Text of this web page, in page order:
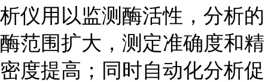
析仪用以监测酶活性，分析的
酶范围扩大，测定准确度和精
密度提高；同时自动化分析促